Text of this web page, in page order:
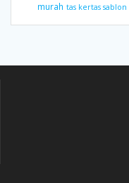
murah tas kertas sablon